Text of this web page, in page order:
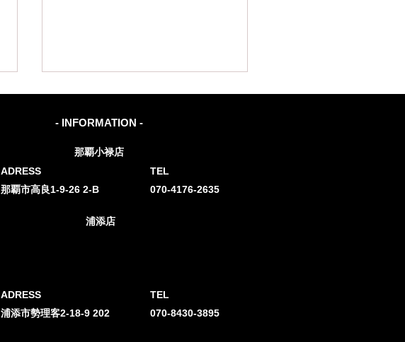
でもOK？メンズ脱毛を気軽
- INFORMATION -
那覇小禄店
ADRESS
那覇市高良1-9-26 2-B
TEL
070-4176-2635
浦添店
ADRESS
​浦添市勢理客2-18-9 202
TEL
070-8430-3895